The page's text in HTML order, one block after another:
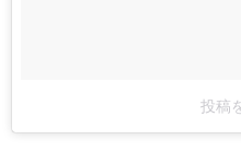
投稿